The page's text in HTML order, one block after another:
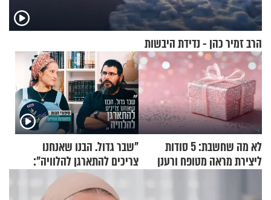
הרב זמיר כהן - נדידת היבשות
לא מה שחשבת: 5 סודות
ליצירת מראה מטופח ורענן
"שבר גדול. הבנו שאנחנו
צריכים להתארגן להלוויה":
זוגיות במבחן, הפעם עם מרים
וגד דנינו